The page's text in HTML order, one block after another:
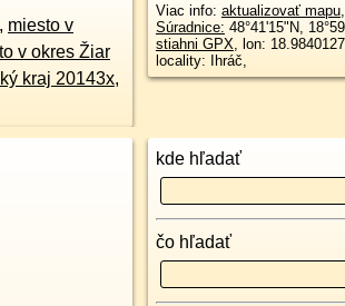
miesto v
v okres Žiar
kraj 20143x,
Viac info: aktualizovať mapu,
Súradnice: 48°41'15"N,
stiahni GPX, lon:
locality: Ihráč,
kde hľadať
čo hľadať